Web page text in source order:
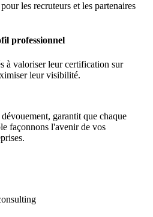
les recruteurs et les partenaires
professionnel
à valoriser leur certification sur
leur visibilité.
garantit que chaque
façonnons l'avenir de vos